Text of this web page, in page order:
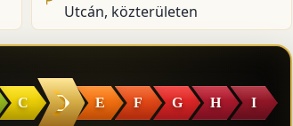
Utcán, közterületen
C D E F G H I